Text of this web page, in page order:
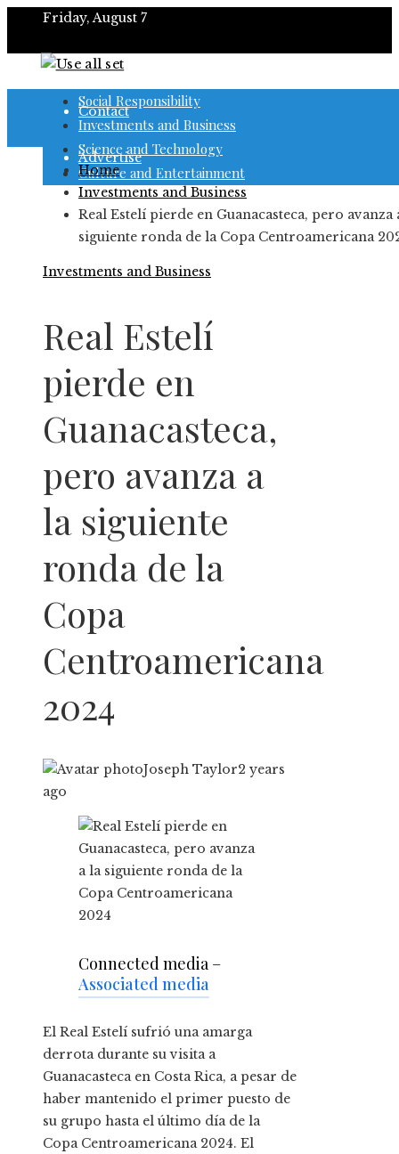
Friday, August 7
About
Contact
Advertise
Social Responsibility
Investments and Business
Science and Technology
Culture and Entertainment
Home
Investments and Business
Real Estelí pierde en Guanacasteca, pero avanza
siguiente ronda de la Copa Centroamericana
Investments and Business
Real Estelí
pierde en
Guanacasteca,
pero avanza a
la siguiente
ronda de la
Copa
Centroamericana
2024
Joseph Taylor2 years
ago
Connected media –
Associated media
El Real Estelí sufrió una amarga
derrota durante su visita a
Guanacasteca en Costa Rica, a pesar de
haber mantenido el primer puesto de
su grupo hasta el último día de la
Copa Centroamericana 2024. El